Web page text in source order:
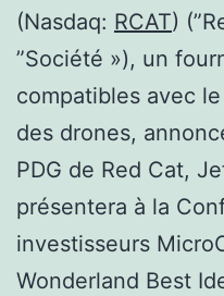
(Nasdaq: RCAT)
”Société »), un
compatibles avec
des drones,
PDG de Red Cat,
présentera à la
investisseurs
Wonderland Best